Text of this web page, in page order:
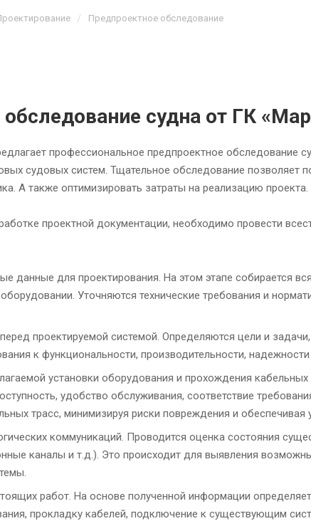
/ Предпроектное обследование
судна от ГК
профессиональное предпроектное
судовых систем. Тщательное обследование
А также оптимизировать затраты на реализацию проекта.
проектной документации, необходимо провести
данные для проектирования. На этом этапе собирается
Уточняются технические требования и
проектируемой системой. Определяются цели и
к функциональности, производительности,
установки оборудования и прохождения
удобство обслуживания, соответствие
трасс, минимизируя риски повреждения и обеспечивая
коммуникаций. Проводится оценка состояния
каналы и т.д.). Это происходит для выявления
работ. На основе полученной информации
прокладку кабелей, подключение к существующим